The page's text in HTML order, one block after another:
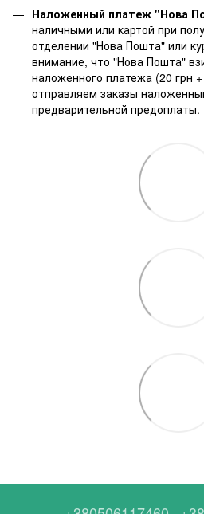
Наложенный платеж "Нова
наличными или картой при
отделении "Нова Пошта" или
внимание, что "Нова Пошта"
наложенного платежа (20 грн
отправляем заказы
предварительной предоплаты.